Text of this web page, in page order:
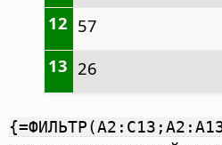
12 57
13 26